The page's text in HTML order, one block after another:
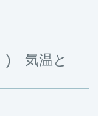
) 気温と